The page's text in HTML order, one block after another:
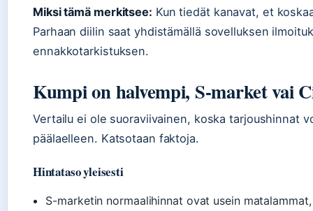
Miksi tämä merkitsee: Kun tiedät kanavat, et
Parhaan diilin saat yhdistämällä sovelluksen
ennakkotarkistuksen.
Kumpi on halvempi, S-market vai
Vertailu ei ole suoraviivainen, koska tarjoushinnat
päälaelleen. Katsotaan faktoja.
Hintataso yleisesti
S-marketin normaalihinnat ovat usein